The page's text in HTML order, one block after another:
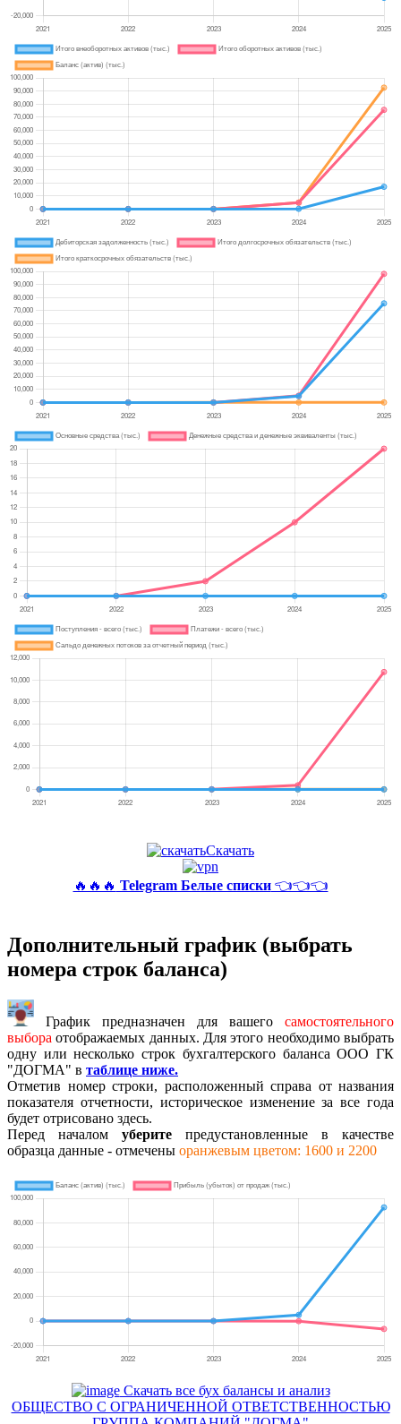
Скачать
🔥🔥🔥 Telegram Белые списки👈👈👈
Дополнительный график (выбрать
номера строк баланса)
График предназначен для вашего самостоятельного
выбора отображаемых данных. Для этого необходимо выбрать
одну или несколько строк бухгалтерского баланса ООО ГК
"ДОГМА" в таблице ниже.
Отметив номер строки, расположенный справа от названия
показателя отчетности, историческое изменение за все года
будет отрисовано здесь.
Перед началом уберите предустановленные в качестве
образца данные - отмечены оранжевым цветом: 1600 и 2200
Скачать все бух балансы и анализ
ОБЩЕСТВО С ОГРАНИЧЕННОЙ ОТВЕТСТВЕННОСТЬЮ